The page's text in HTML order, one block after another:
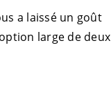
a laissé un goût
large de deux